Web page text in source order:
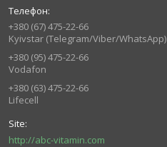
+380 (67) 475-22-66
Kyivstar (Telegram/Viber/WhatsApp)
+380 (95) 475-22-66
Vodafon
+380 (63) 475-22-66
Lifecell
http://abc-vitamin.com